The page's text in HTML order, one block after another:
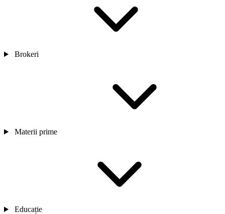
Brokeri
Materii prime
Educație